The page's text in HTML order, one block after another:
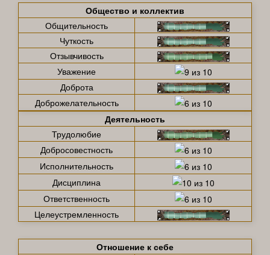
Общество и коллектив
Общительность
Чуткость
Отзывчивость
Уважение
Доброта
Доброжелательность
Деятельность
Трудолюбие
Добросовестность
Исполнительность
Дисциплина
Ответственность
Целеустремленность
Отношение к себе